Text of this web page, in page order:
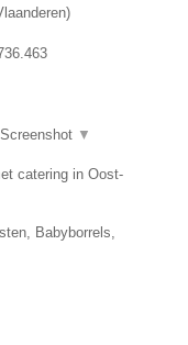
)
Screenshot ▼
catering in Oost-
Babyborrels,